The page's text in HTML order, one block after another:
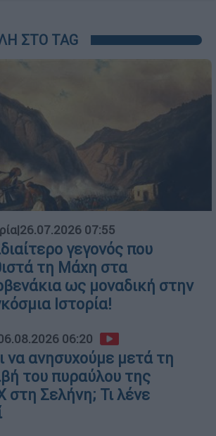
ΣΤΟ TAG
|26.07.2026 07:55
γεγονός που
τη Μάχη στα
ως μοναδική στην
Ιστορία!
06:20
να ανησυχούμε μετά τη
του πυραύλου της
στη Σελήνη; Τι λένε